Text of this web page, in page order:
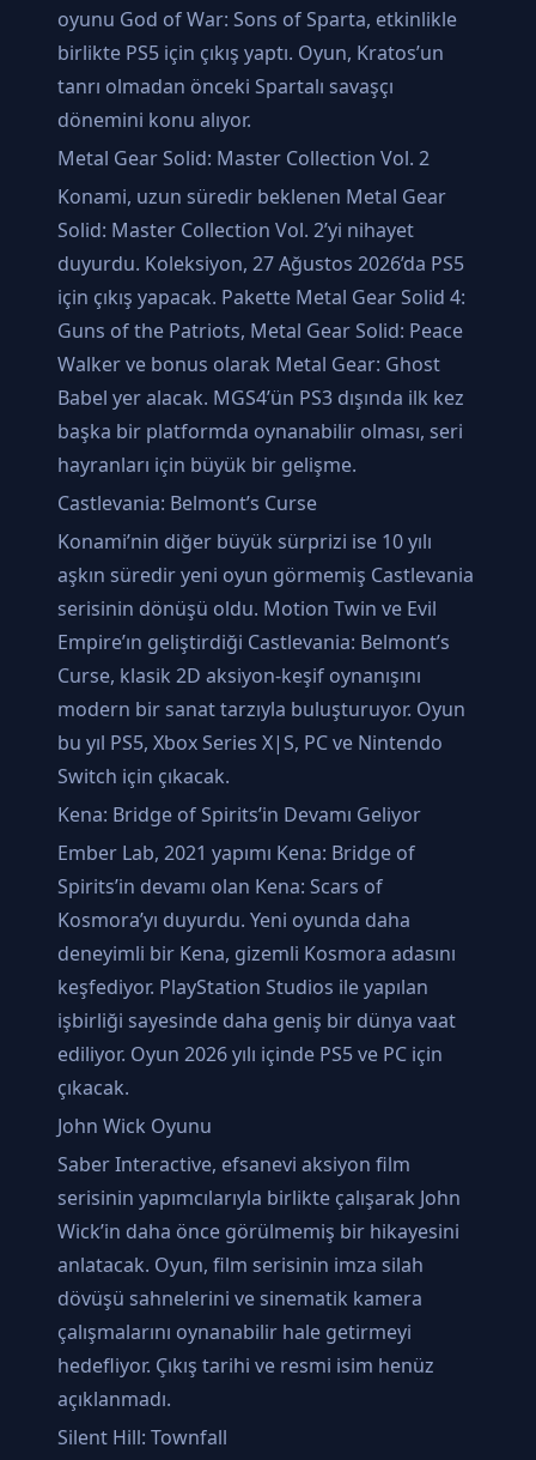
oyunu God of War: Sons of Sparta, etkinlikle
birlikte PS5 için çıkış yaptı. Oyun, Kratos’un
tanrı olmadan önceki Spartalı savaşçı
dönemini konu alıyor.
Metal Gear Solid: Master Collection Vol. 2
Konami, uzun süredir beklenen Metal Gear
Solid: Master Collection Vol. 2’yi nihayet
duyurdu. Koleksiyon, 27 Ağustos 2026’da PS5
için çıkış yapacak. Pakette Metal Gear Solid 4:
Guns of the Patriots, Metal Gear Solid: Peace
Walker ve bonus olarak Metal Gear: Ghost
Babel yer alacak. MGS4’ün PS3 dışında ilk kez
başka bir platformda oynanabilir olması, seri
hayranları için büyük bir gelişme.
Castlevania: Belmont’s Curse
Konami’nin diğer büyük sürprizi ise 10 yılı
aşkın süredir yeni oyun görmemiş Castlevania
serisinin dönüşü oldu. Motion Twin ve Evil
Empire’ın geliştirdiği Castlevania: Belmont’s
Curse, klasik 2D aksiyon-keşif oynanışını
modern bir sanat tarzıyla buluşturuyor. Oyun
bu yıl PS5, Xbox Series X|S, PC ve Nintendo
Switch için çıkacak.
Kena: Bridge of Spirits’in Devamı Geliyor
Ember Lab, 2021 yapımı Kena: Bridge of
Spirits’in devamı olan Kena: Scars of
Kosmora’yı duyurdu. Yeni oyunda daha
deneyimli bir Kena, gizemli Kosmora adasını
keşfediyor. PlayStation Studios ile yapılan
işbirliği sayesinde daha geniş bir dünya vaat
ediliyor. Oyun 2026 yılı içinde PS5 ve PC için
çıkacak.
John Wick Oyunu
Saber Interactive, efsanevi aksiyon film
serisinin yapımcılarıyla birlikte çalışarak John
Wick’in daha önce görülmemiş bir hikayesini
anlatacak. Oyun, film serisinin imza silah
dövüşü sahnelerini ve sinematik kamera
çalışmalarını oynanabilir hale getirmeyi
hedefliyor. Çıkış tarihi ve resmi isim henüz
açıklanmadı.
Silent Hill: Townfall